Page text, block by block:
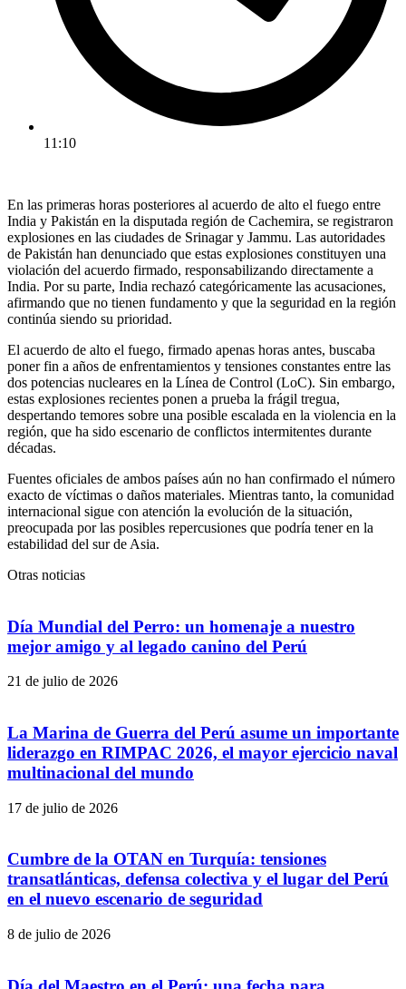
11:10
En las primeras horas posteriores al acuerdo de alto el fuego entre
India y Pakistán en la disputada región de Cachemira, se registraron
explosiones en las ciudades de Srinagar y Jammu. Las autoridades
de Pakistán han denunciado que estas explosiones constituyen una
violación del acuerdo firmado, responsabilizando directamente a
India. Por su parte, India rechazó categóricamente las acusaciones,
afirmando que no tienen fundamento y que la seguridad en la región
continúa siendo su prioridad.
El acuerdo de alto el fuego, firmado apenas horas antes, buscaba
poner fin a años de enfrentamientos y tensiones constantes entre las
dos potencias nucleares en la Línea de Control (LoC). Sin embargo,
estas explosiones recientes ponen a prueba la frágil tregua,
despertando temores sobre una posible escalada en la violencia en la
región, que ha sido escenario de conflictos intermitentes durante
décadas.
Fuentes oficiales de ambos países aún no han confirmado el número
exacto de víctimas o daños materiales. Mientras tanto, la comunidad
internacional sigue con atención la evolución de la situación,
preocupada por las posibles repercusiones que podría tener en la
estabilidad del sur de Asia.
Otras noticias
Día Mundial del Perro: un homenaje a nuestro
mejor amigo y al legado canino del Perú
21 de julio de 2026
La Marina de Guerra del Perú asume un importante
liderazgo en RIMPAC 2026, el mayor ejercicio naval
multinacional del mundo
17 de julio de 2026
Cumbre de la OTAN en Turquía: tensiones
transatlánticas, defensa colectiva y el lugar del Perú
en el nuevo escenario de seguridad
8 de julio de 2026